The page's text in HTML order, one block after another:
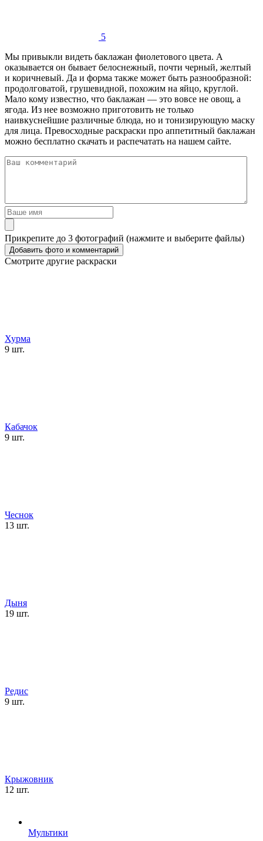
5
Мы привыкли видеть баклажан фиолетового цвета. А
оказывается он бывает белоснежный, почти черный, желтый
и коричневый. Да и форма также может быть разнообразной:
продолговатой, грушевидной, похожим на яйцо, круглой.
Мало кому известно, что баклажан — это вовсе не овощ, а
ягода. Из нее возможно приготовить не только
наивкуснейшие различные блюда, но и тонизирующую маску
для лица. Превосходные раскраски про аппетитный баклажан
можно бесплатно скачать и распечатать на нашем сайте.
Прикрепите до 3 фотографий (нажмите и выберите файлы)
Смотрите другие раскраски
Хурма
9 шт.
Кабачок
9 шт.
Чеснок
13 шт.
Дыня
19 шт.
Редис
9 шт.
Крыжовник
12 шт.
Мультики